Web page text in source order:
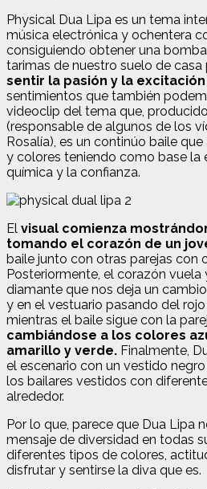
Physical Dua Lipa es un tema
música electrónica y ochentera
consiguiendo obtener una
tarimas de nuestro suelo de
sentir la pasión y la
sentimientos que también
videoclip del tema que,
(responsable de algunos de los
Rosalía), es un continúo baile
y colores teniendo como base la
química y la confianza.
El visual comienza
tomando el corazón de un
baile junto con otras parejas con
Posteriormente, el corazón vuela
diamante que nos deja un
y en el vestuario pasando del
mientras el baile sigue con la
cambiándose a los colores
amarillo y verde. Finalmente,
el escenario con un vestido
los bailares vestidos con
alrededor.
Por lo que, parece que Dua Lipa
mensaje de diversidad en todas
diferentes tipos de colores,
disfrutar y sentirse la diva que es.